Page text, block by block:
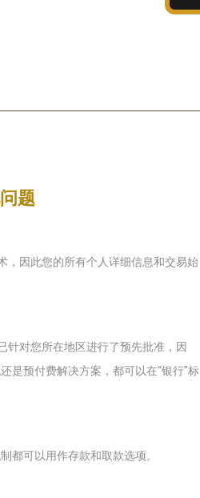
题
因此您的所有个人详细信息和交易始
对您所在地区进行了预先批准，因
是预付费解决方案，都可以在“银行”标
都可以用作存款和取款选项。